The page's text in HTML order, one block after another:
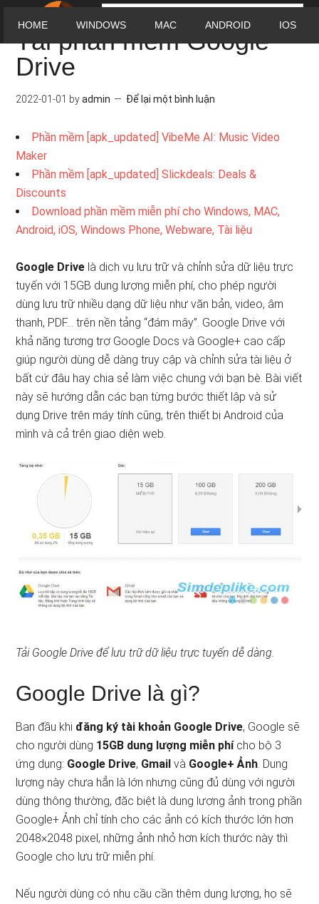
HOME WINDOWS MAC ANDROID IOS
Tải phần mềm Google
Drive
2022-01-01 byadmin Để lại một bình luận
Phần mềm [apk_updated] VibeMe AI: Music Video
Maker
Phần mềm [apk_updated] Slickdeals: Deals &
Discounts
Download phần mềm miễn phí cho Windows, MAC,
Android, iOS, Windows Phone, Webware, Tài liệu
Google Drive là dịch vụ lưu trữ và chỉnh sửa dữ liệu trực
tuyến với 15GB dung lượng miễn phí, cho phép người
dùng lưu trữ nhiều dạng dữ liệu như văn bản, video, âm
thanh, PDF… trên nền tảng “đám mây”. Google Drive với
khả năng tương trợ Google Docs và Google+ cao cấp
giúp người dùng dễ dàng truy cập và chỉnh sửa tài liệu ở
bất cứ đâu hay chia sẻ làm việc chung với bạn bè. Bài viết
này sẽ hướng dẫn các bạn từng bước thiết lập và sử
dụng Drive trên máy tính cũng, trên thiết bị Android của
mình và cả trên giao diện web.
Tải Google Drive để lưu trữ dữ liệu trực tuyến dễ dàng.
Google Drive là gì?
Ban đầu khi đăng ký tài khoản Google Drive, Google sẽ
cho người dùng 15GB dung lượng miễn phícho bộ 3
ứng dụng: Google Drive, Gmail và Google+ Ảnh. Dung
lượng này chưa hẳn là lớn nhưng cũng đủ dùng với người
dùng thông thường, đặc biệt là dung lượng ảnh trong phần
Google+ Ảnh chỉ tính cho các ảnh có kích thước lớn hơn
2048×2048 pixel, những ảnh nhỏ hơn kích thước này thì
Google cho lưu trữ miễn phí.
Nếu người dùng có nhu cầu cần thêm dung lượng, họ sẽ